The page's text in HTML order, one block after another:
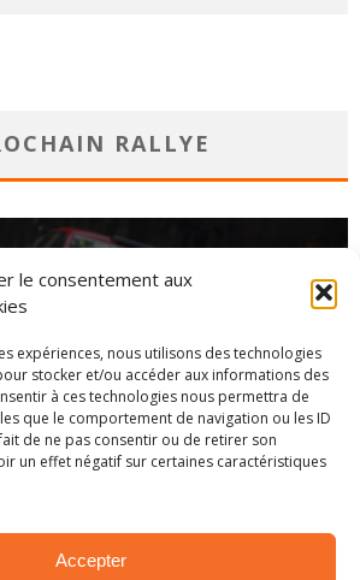
le consentement aux
expériences, nous utilisons des technologies
stocker et/ou accéder aux informations des
à ces technologies nous permettra de
que le comportement de navigation ou les ID
de ne pas consentir ou de retirer son
un effet négatif sur certaines caractéristiques
Accepter
RALLYE